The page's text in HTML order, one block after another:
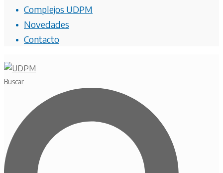
Complejos UDPM
Novedades
Contacto
Buscar